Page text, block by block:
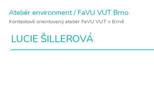
Ateliér environment / FaVU VUT Brno
Kontextově orientovaný ateliér FaVU VUT v Brně
LUCIE ŠILLEROVÁ